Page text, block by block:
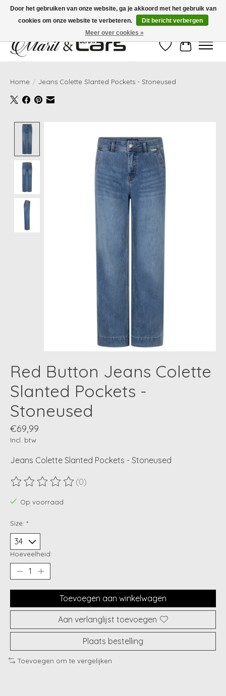
Gratis verzending vanaf €99,- | Voor 16:00 uur besteld, vandaag verzonden!
Verlanglijst
Home / Jeans Colette Slanted Pockets - Stoneused
Red Button Jeans Colette
Slanted Pockets -
Stoneused
€69,99
Incl. btw
Jeans Colette Slanted Pockets - Stoneused
De beoordeling van dit product is
(0)
Op voorraad
Size: *
Hoeveelheid:
Toevoegen aan winkelwagen
Aan verlanglijst toevoegen
Plaats bestelling
Toevoegen om te vergelijken
Door het gebruiken van onze website, ga je akkoord met het gebruik van
cookies om onze website te verbeteren.
Dit bericht verbergen
Meer over cookies »